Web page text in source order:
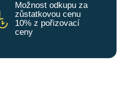
Možnost odkupu za
zůstatkovou cenu
10% z pořizovací
ceny